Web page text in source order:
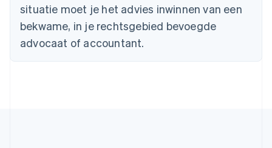
situatie moet je het advies inwinnen van een
bekwame, in je rechtsgebied bevoegde
advocaat of accountant.
Duitsland
DeutschEnglish
Estland
English
Finland